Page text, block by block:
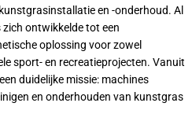
en -onderhoud. Al
ontwikkelde tot een
oplossing voor zowel
sport- en recreatieprojecten. Vanuit
duidelijke missie: machines
en onderhouden van kunstgras